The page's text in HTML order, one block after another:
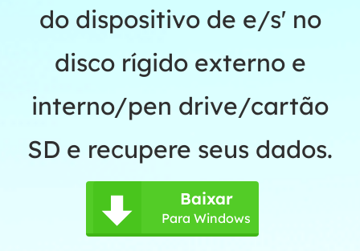
do dispositivo de e/s' no
disco rígido externo e
interno/pen drive/cartão
SD e recupere seus dados.
 Baixar
Para Windows